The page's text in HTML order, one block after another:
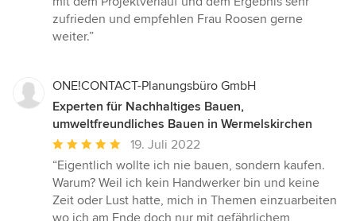
zufrieden und empfehlen Frau Roosen gerne
weiter.”
ONE!CONTACT-Planungsbüro GmbH
Experten für Nachhaltiges Bauen,
umweltfreundliches Bauen in Wermelskirchen
Durchschnittliche
Bewertung:
5
von
5
19. Juli 2022
“Eigentlich wollte ich nie bauen, sondern kaufen.
Warum? Weil ich kein Handwerker bin und keine
Zeit oder Lust hatte, mich in Themen einzuarbeiten